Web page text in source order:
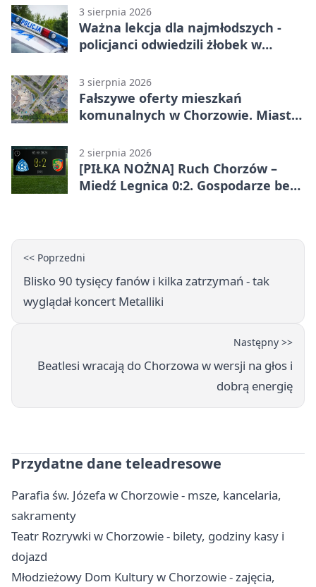
3 sierpnia 2026
Ważna lekcja dla najmłodszych -
policjanci odwiedzili żłobek w
3 sierpnia 2026
Fałszywe oferty mieszkań
komunalnych w Chorzowie. Miasto
2 sierpnia 2026
[PIŁKA NOŻNA] Ruch Chorzów –
Miedź Legnica 0:2. Gospodarze bez
<< Poprzedni
Blisko 90 tysięcy fanów i kilka zatrzymań - tak
wyglądał koncert Metalliki
Następny >>
Beatlesi wracają do Chorzowa w wersji na głos i
dobrą energię
Przydatne dane teleadresowe
Parafia św. Józefa w Chorzowie - msze, kancelaria,
sakramenty
Teatr Rozrywki w Chorzowie - bilety, godziny kasy i
dojazd
Młodzieżowy Dom Kultury w Chorzowie - zajęcia,